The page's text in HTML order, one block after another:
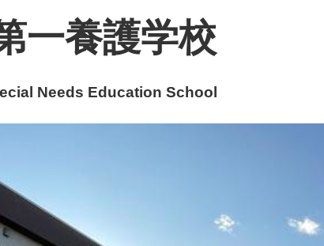
一養護学校
Needs Education School